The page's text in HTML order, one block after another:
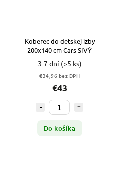
Koberec do detskej izby
200x140 cm Cars SIVÝ
3-7 dní (>5 ks)
€34,96 bez DPH
€43
Do košíka